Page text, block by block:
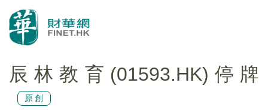
辰林教育(01593.HK)停牌
原創